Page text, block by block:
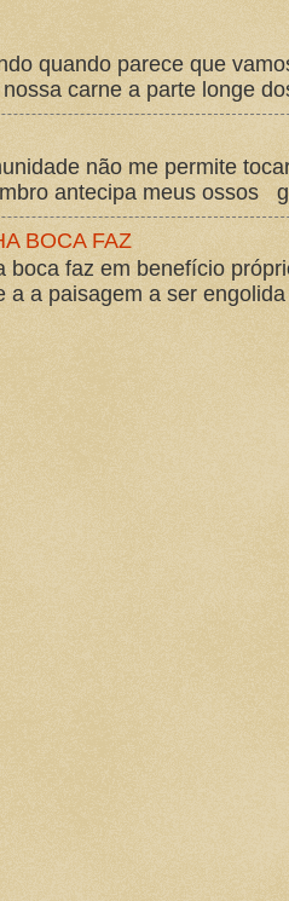
quando parece que
carne a parte longe
não me permite
antecipa meus ossos
BOCA FAZ
boca faz em benefício
a a paisagem a ser